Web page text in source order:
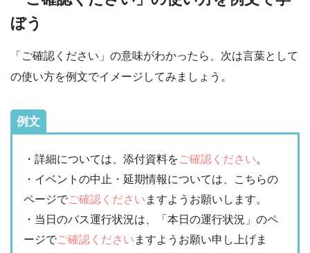
ぼう
「ご確認ください」の意味がわかったら、次は言葉として
の使い方を例文でイメージしてみましょう。
例文
・詳細については、添付資料をご確認ください。
・イベントの中止・延期情報については、こちらの
ページでご確認ください ますようお願いします。
・当日のバス運行状況は、「本日の運行状況」のペ
ージでご確認ください ますようお願い申し上げま